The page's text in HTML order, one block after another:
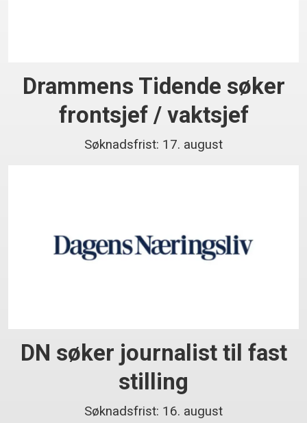
Drammens Tidende søker
frontsjef / vaktsjef
Søknadsfrist: 17. august
DN søker journalist til fast
stilling
Søknadsfrist: 16. august